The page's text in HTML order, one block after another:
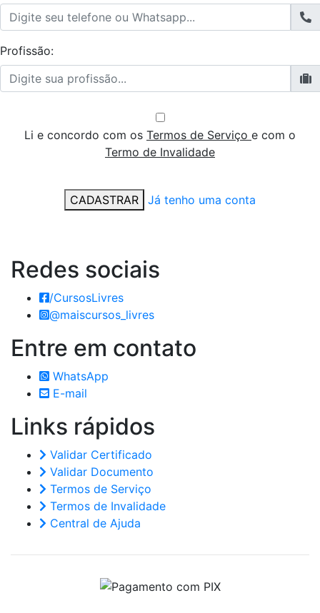
Profissão:
Li e concordo com os Termos de Serviço e com o
Termo de Invalidade
CADASTRAR Já tenho uma conta
Redes sociais
/CursosLivres
@maiscursos_livres
Entre em contato
WhatsApp
E-mail
Links rápidos
Validar Certificado
Validar Documento
Termos de Serviço
Termos de Invalidade
Central de Ajuda